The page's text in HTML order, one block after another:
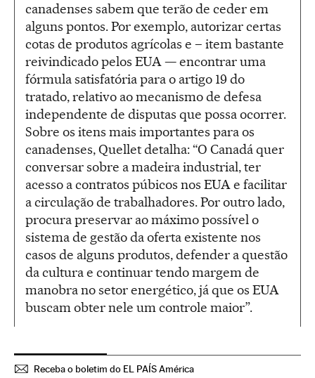
canadenses sabem que terão de ceder em
alguns pontos. Por exemplo, autorizar certas
cotas de produtos agrícolas e – item bastante
reivindicado pelos EUA — encontrar uma
fórmula satisfatória para o artigo 19 do
tratado, relativo ao mecanismo de defesa
independente de disputas que possa ocorrer.
Sobre os itens mais importantes para os
canadenses, Quellet detalha: “O Canadá quer
conversar sobre a madeira industrial, ter
acesso a contratos púbicos nos EUA e facilitar
a circulação de trabalhadores. Por outro lado,
procura preservar ao máximo possível o
sistema de gestão da oferta existente nos
casos de alguns produtos, defender a questão
da cultura e continuar tendo margem de
manobra no setor energético, já que os EUA
buscam obter nele um controle maior”.
Receba o boletim do EL PAÍS América